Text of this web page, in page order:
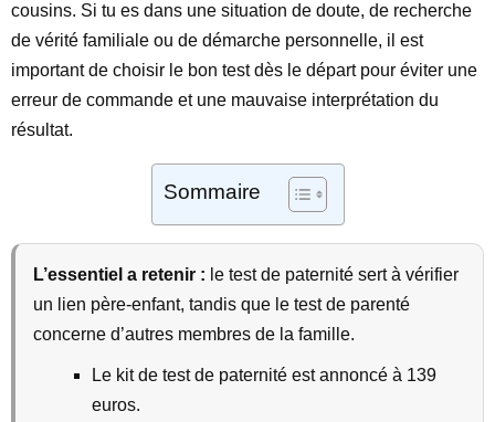
cousins. Si tu es dans une situation de doute, de recherche
de vérité familiale ou de démarche personnelle, il est
important de choisir le bon test dès le départ pour éviter une
erreur de commande et une mauvaise interprétation du
résultat.
Sommaire
L’essentiel a retenir : le test de paternité sert à vérifier
un lien père-enfant, tandis que le test de parenté
concerne d’autres membres de la famille.
Le kit de test de paternité est annoncé à 139
euros.